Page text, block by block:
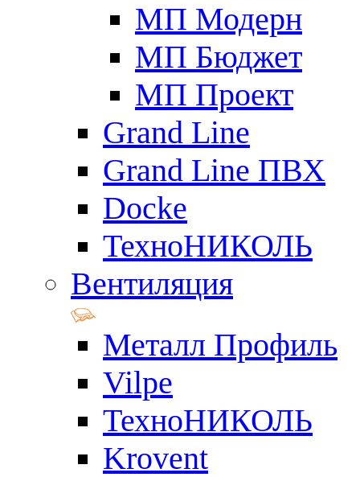
МП Модерн
МП Бюджет
МП Проект
Grand Line
Grand Line ПВХ
Docke
ТехноНИКОЛЬ
Вентиляция
Металл Профиль
Vilpe
ТехноНИКОЛЬ
Krovent